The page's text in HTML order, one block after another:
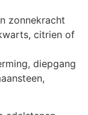
zonnekracht
citrien of
diepgang